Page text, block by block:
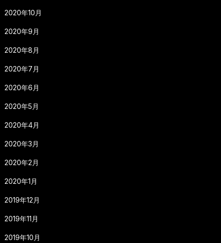
2020年10月
2020年9月
2020年8月
2020年7月
2020年6月
2020年5月
2020年4月
2020年3月
2020年2月
2020年1月
2019年12月
2019年11月
2019年10月